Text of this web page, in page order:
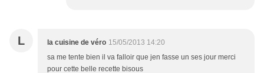
L la cuisine de véro 15/05/2013 14:20
sa me tente bien il va falloir que jen fasse un ses jour merci
pour cette belle recette bisous